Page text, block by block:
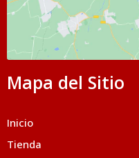
Mapa del Sitio
Inicio
Tienda